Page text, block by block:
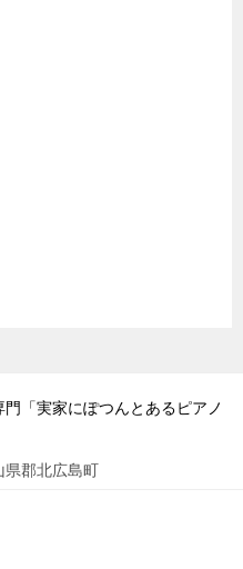
「実家にぽつんとあるピアノ
県郡北広島町